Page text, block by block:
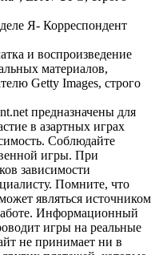
Я- Корреспондент
и воспроизведение
материалов,
Getty Images, строго
предназначены для
в азартных играх
Соблюдайте
игры. При
зависимости
Помните, что
являться источником
Информационный
игры на реальные
не принимает ни в